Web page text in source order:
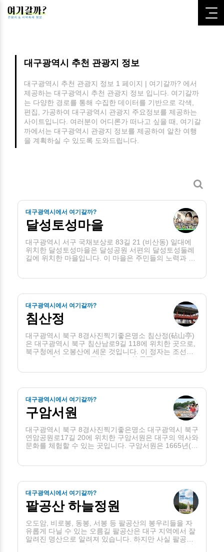
대구광역시 추천 관광지 정보
대구광역시 추천 관광지 정보 1 페이지 | 여기갈까? 에서
제공하는 대구광역시 추천 관광지 정보 입니다. 여기갈까
는 다양한 경로를 통해 수집한 데이터를 기반으로 각색,
편집, 가공하여 대구광역시 관광지 주요정보를 제공하는
사이트입니다. 여러분이 어디론가 떠나고 싶을 때, 여기갈
까에서는 대구광역시 관광지 정보를 제공하여 알찬 여행
을 계획하실 수 있도록 도와드립니다.
대구광역시에서 여기갈까?
달성토성마을
대구광역시 서구 국채보상로 83길 21 (비산동) 일대에
위치한 달성토성마을은 달성공원 서편의 달성토성둘레
길에 위치한 마을입니다. 이 마을은 주민들의 노력과 사
대구광역시에서 여기갈까?
침산정
대구광역시 북구 8경사진찍기좋은명소 침산정(砧山亭)
은 대구광역시 북구 침산남로9길 118에 위치한 곳으로,
북구청에서 오봉산에 세운 것입니다. 이 정자는 조선시
대 대구 출신인 사가(四佳) 서거정(徐居正)이 작성한
대구광역시에서 여기갈까?
구암서원
대구광역시 북구 8경사진찍기좋은명소 대구광역시 북구
연암공원로17길 20에 위치한 구암서원은 대구의 역사와
문화를 체험할 수 있는 곳입니다. 구암서원은 1665년(현
대구광역시에서 여기갈까?
팔공산 하늘정원
오도암, 비로봉, 동봉, 서봉 등 팔공산의 봉우리들을 자
유롭게 다닐 수 있는 오름길 팔공산은 대구 지역에서 잘
알려진 명산으로 알려져 있습니다. 하지만 사실 팔공산
의 가장 높은 봉우리인 비로봉은 군위군 부계면 동산리